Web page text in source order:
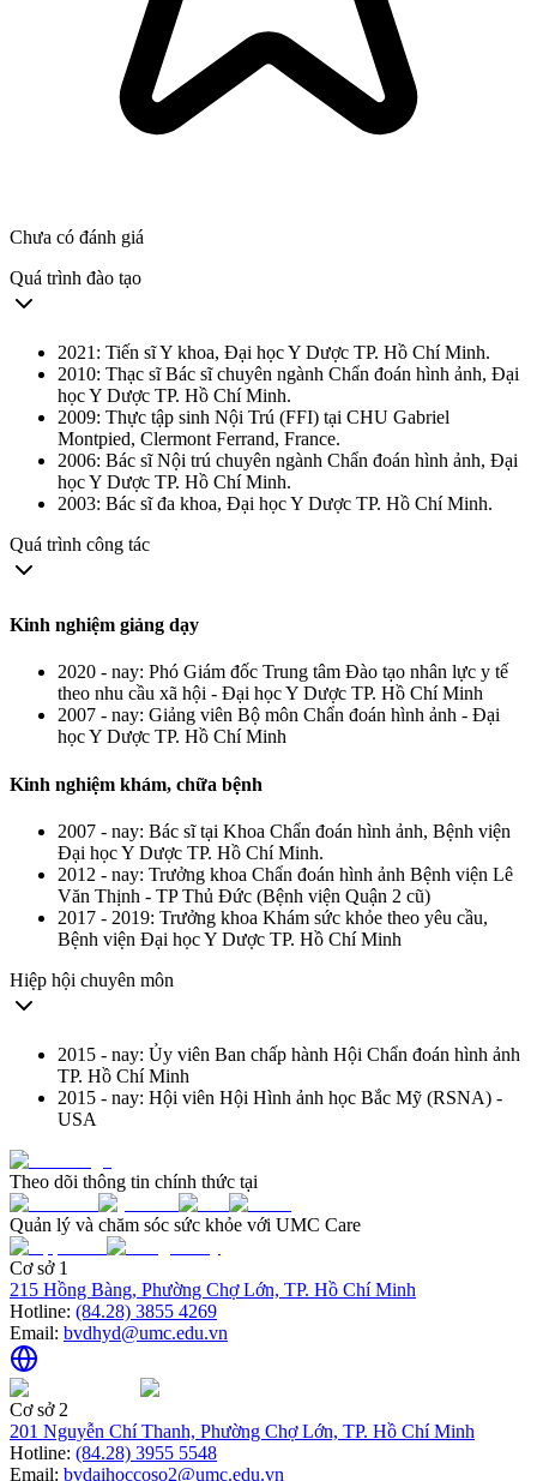
Chưa có đánh giá
Quá trình đào tạo
2021: Tiến sĩ Y khoa, Đại học Y Dược TP. Hồ Chí Minh.
2010: Thạc sĩ Bác sĩ chuyên ngành Chẩn đoán hình ảnh, Đại
học Y Dược TP. Hồ Chí Minh.
2009: Thực tập sinh Nội Trú (FFI) tại CHU Gabriel
Montpied, Clermont Ferrand, France.
2006: Bác sĩ Nội trú chuyên ngành Chẩn đoán hình ảnh, Đại
học Y Dược TP. Hồ Chí Minh.
2003: Bác sĩ đa khoa, Đại học Y Dược TP. Hồ Chí Minh.
Quá trình công tác
Kinh nghiệm giảng dạy
2020 - nay: Phó Giám đốc Trung tâm Đào tạo nhân lực y tế
theo nhu cầu xã hội - Đại học Y Dược TP. Hồ Chí Minh
2007 - nay: Giảng viên Bộ môn Chẩn đoán hình ảnh - Đại
học Y Dược TP. Hồ Chí Minh
Kinh nghiệm khám, chữa bệnh
2007 - nay: Bác sĩ tại Khoa Chẩn đoán hình ảnh, Bệnh viện
Đại học Y Dược TP. Hồ Chí Minh.
2012 - nay: Trưởng khoa Chẩn đoán hình ảnh Bệnh viện Lê
Văn Thịnh - TP Thủ Đức (Bệnh viện Quận 2 cũ)
2017 - 2019: Trưởng khoa Khám sức khỏe theo yêu cầu,
Bệnh viện Đại học Y Dược TP. Hồ Chí Minh
Hiệp hội chuyên môn
2015 - nay: Ủy viên Ban chấp hành Hội Chẩn đoán hình ảnh
TP. Hồ Chí Minh
2015 - nay: Hội viên Hội Hình ảnh học Bắc Mỹ (RSNA) -
USA
Theo dõi thông tin chính thức tại
Quản lý và chăm sóc sức khỏe với UMC Care
Cơ sở 1
215 Hồng Bàng, Phường Chợ Lớn, TP. Hồ Chí Minh
Hotline: (84.28) 3855 4269
Email: bvdhyd@umc.edu.vn
Cơ sở 2
201 Nguyễn Chí Thanh, Phường Chợ Lớn, TP. Hồ Chí Minh
Hotline: (84.28) 3955 5548
Email: bvdaihoccoso2@umc.edu.vn